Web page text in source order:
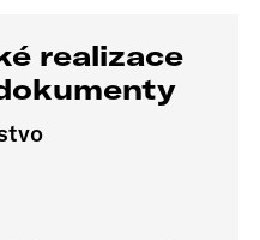
realizace